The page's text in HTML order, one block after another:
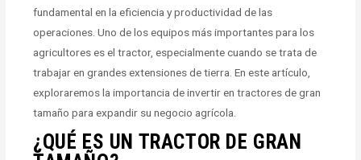
fundamental en la eficiencia y productividad de las
operaciones. Uno de los equipos más importantes para los
agricultores es el tractor, especialmente cuando se trata de
trabajar en grandes extensiones de tierra. En este artículo,
exploraremos la importancia de invertir en tractores de gran
tamaño para expandir su negocio agrícola.
¿QUÉ ES UN TRACTOR DE GRAN